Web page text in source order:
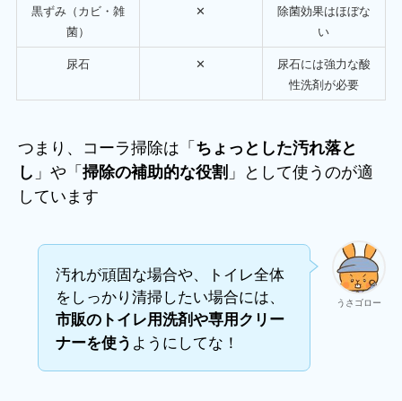
黒ずみ（カビ・雑
菌）
✕
除菌効果はほぼな
い
尿石
✕
尿石には強力な酸
性洗剤が必要
つまり、コーラ掃除は「ちょっとした汚れ落と
し 」や「掃除の補助的な役割」として使うのが適
しています
うさゴロー
汚れが頑固な場合や、トイレ全体
をしっかり清掃したい場合には、
市販のトイレ用洗剤や専用クリー
ナーを使う ようにしてな！